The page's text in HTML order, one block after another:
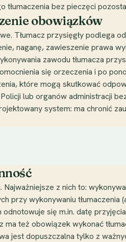
bez pieczęci
obowiązków
Tłumacz przysięgły podlega
naganę, zawieszenie prawa
zawodu tłumacza
się orzeczenia i po
które mogą skutkować
lub organów administracji
system: ma chronić
z nich to:
przy wykonywaniu tłumaczenia
się m.in. datę
też obowiązek wykonać
jest dopuszczalna tylko z